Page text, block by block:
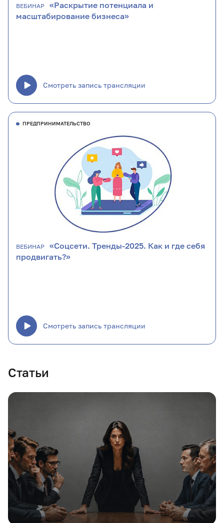
ВЕБИНАР
«Раскрытие потенциала и
масштабирование бизнеса»
Смотреть запись трансляции
ПРЕДПРИНИМАТЕЛЬСТВО
ВЕБИНАР
«Соцсети. Тренды-2025. Как и где себя
продвигать?»
Смотреть запись трансляции
Статьи